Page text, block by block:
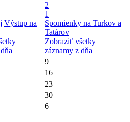
Výstup na
2
1
Spomienky na Turkov a
Tatárov
Zobraziť všetky
záznamy z dňa
9
16
23
30
6